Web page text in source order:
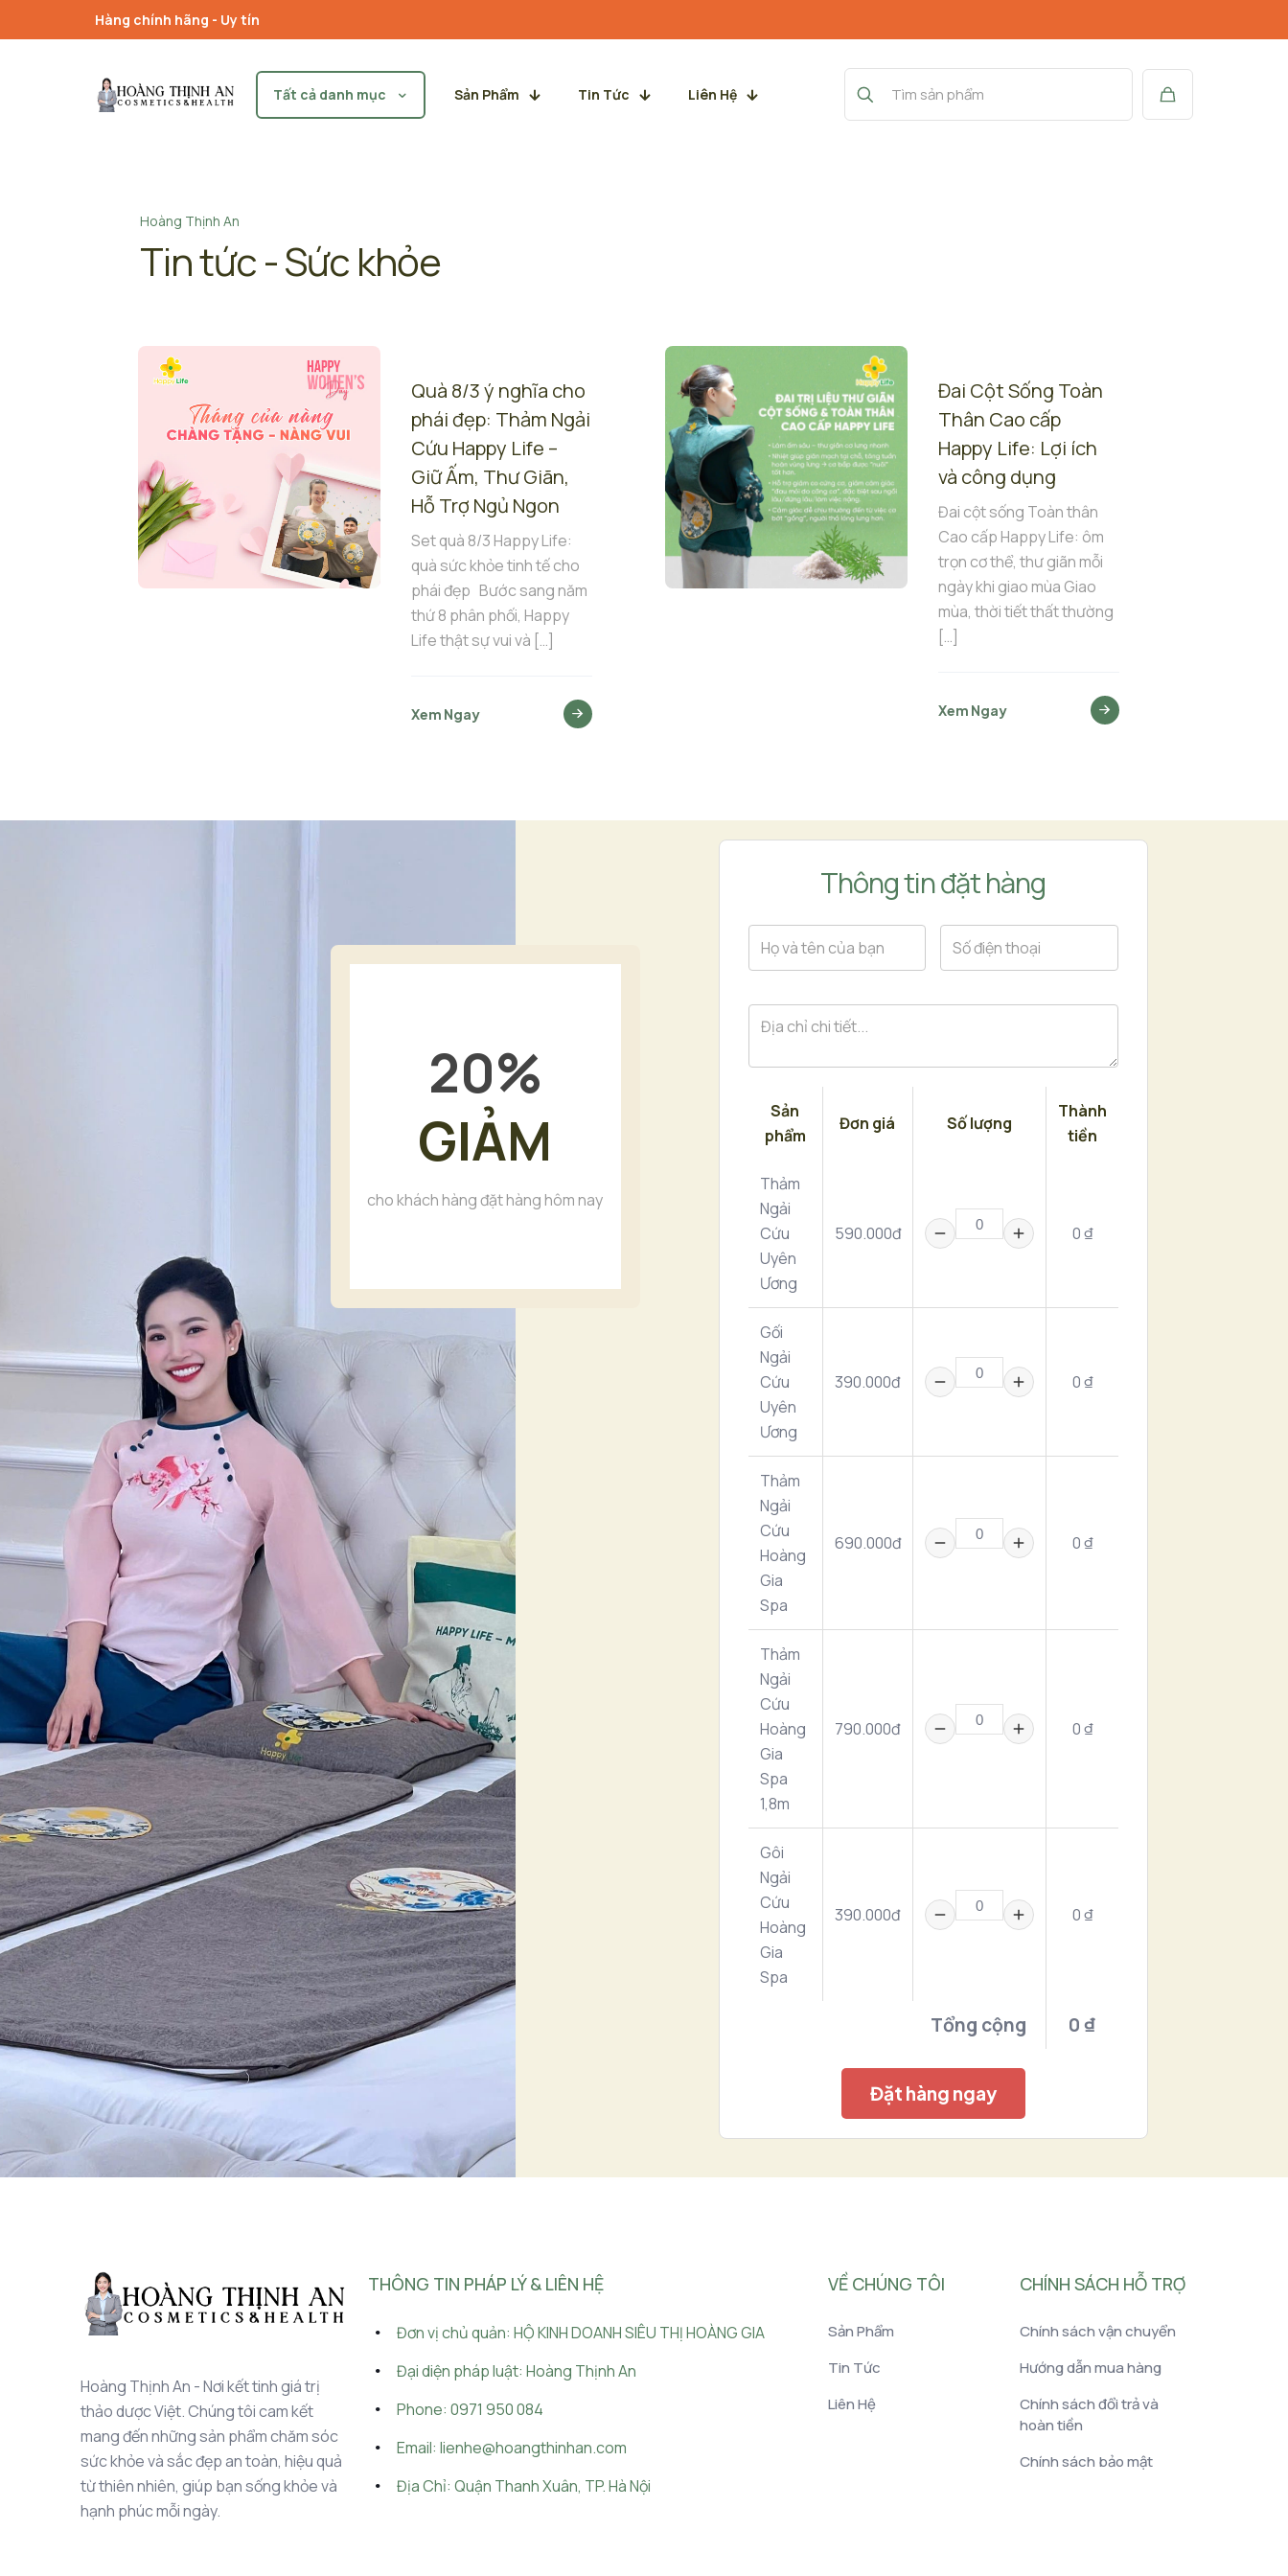
Hàng chính hãng - Uy tín
Tất cả danh mục Sản Phẩm Tin Tức Liên Hệ
Hoàng Thịnh An
Tin tức - Sức khỏe
Quà 8/3 ý nghĩa cho
phái đẹp: Thảm Ngải
Cứu Happy Life –
Giữ Ấm, Thư Giãn,
Hỗ Trợ Ngủ Ngon
Set quà 8/3 Happy Life:
quà sức khỏe tinh tế cho
phái đẹp Bước sang năm
thứ 8 phân phối, Happy
Life thật sự vui và […]
Xem Ngay
Đai Cột Sống Toàn
Thân Cao cấp
Happy Life: Lợi ích
và công dụng
Đai cột sống Toàn thân
Cao cấp Happy Life: ôm
trọn cơ thể, thư giãn mỗi
ngày khi giao mùa Giao
mùa, thời tiết thất thường
[…]
Xem Ngay
20%
GIẢM
cho khách hàng đặt hàng hôm nay
Thông tin đặt hàng
Sản
phẩm
Đơn giá Số lượng
Thành
tiền
Thảm
Ngải
Cứu
Uyên
Ương
590.000đ 0 ₫
Gối
Ngải
Cứu
Uyên
Ương
390.000đ 0 ₫
Thảm
Ngải
Cứu
Hoàng
Gia
Spa
690.000đ 0 ₫
Thảm
Ngải
Cứu
Hoàng
Gia
Spa
1,8m
790.000đ 0 ₫
Gôi
Ngải
Cứu
Hoàng
Gia
Spa
390.000đ 0 ₫
Tổng cộng 0 ₫
Đặt hàng ngay
Hoàng Thịnh An - Nơi kết tinh giá trị
thảo dược Việt. Chúng tôi cam kết
mang đến những sản phẩm chăm sóc
sức khỏe và sắc đẹp an toàn, hiệu quả
từ thiên nhiên, giúp bạn sống khỏe và
hạnh phúc mỗi ngày.
THÔNG TIN PHÁP LÝ & LIÊN HỆ
Đơn vị chủ quản: HỘ KINH DOANH SIÊU THỊ HOÀNG GIA
Đại diện pháp luật: Hoàng Thịnh An
Phone: 0971 950 084
Email: lienhe@hoangthinhan.com
Địa Chỉ: Quận Thanh Xuân, TP. Hà Nội
VỀ CHÚNG TÔI
Sản Phẩm
Tin Tức
Liên Hệ
CHÍNH SÁCH HỖ TRỢ
Chính sách vận chuyển
Hướng dẫn mua hàng
Chính sách đổi trả và
hoàn tiền
Chính sách bảo mật